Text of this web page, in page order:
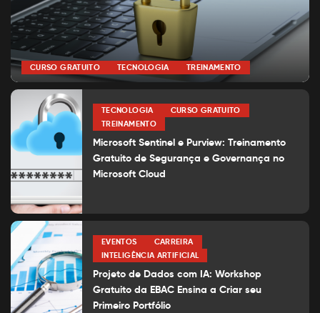
CURSO GRATUITO TECNOLOGIA TREINAMENTO
Posted
por Alexia Silva
TECNOLOGIA
CURSO GRATUITO
TREINAMENTO
Microsoft Sentinel e Purview: Treinamento
Gratuito de Segurança e Governança no
Microsoft Cloud
EVENTOS
CARREIRA
INTELIGÊNCIA ARTIFICIAL
Projeto de Dados com IA: Workshop
Gratuito da EBAC Ensina a Criar seu
Primeiro Portfólio